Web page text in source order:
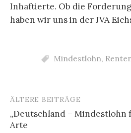
Inhaftierte. Ob die
haben wir uns in der JVA
Mindestlohn,
Beitragsnavigation
ÄLTERE BEITRÄGE
„Deutschland – Mindestlohn
Arte